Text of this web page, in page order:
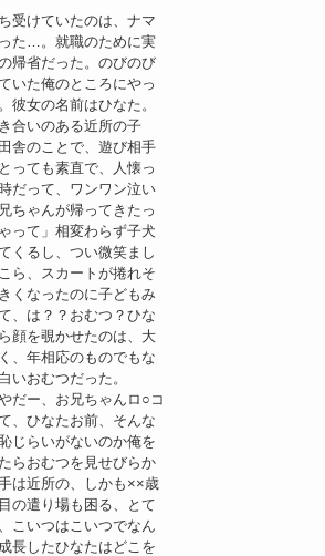
受けていたのは、ナマ
た…。就職のために実
帰省だった。のびのび
いた俺のところにやっ
彼女の名前はひなた。
合いのある近所の子
舎のことで、遊び相手
っても素直で、人懐っ
だって、ワンワン泣い
ちゃんが帰ってきたっ
って」相変わらず子犬
くるし、つい微笑まし
ら、スカートが捲れそ
くなったのに子どもみ
、は？？おむつ？ひな
顔を覗かせたのは、大
、年相応のものでもな
いおむつだった。
だー、お兄ちゃんロ○コ
、ひなたお前、そんな
じらいがないのか俺を
らおむつを見せびらか
は近所の、しかも××歳
の遣り場も困る、とて
こいつはこいつでなん
長したひなたはどこを